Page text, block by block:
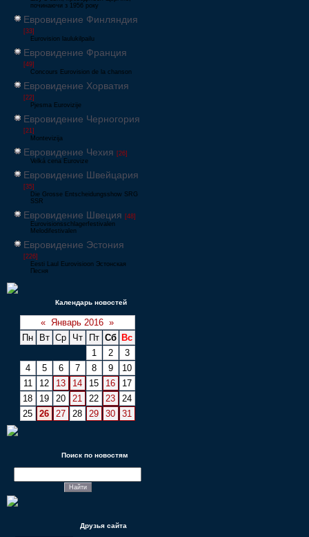
починаючи з 1956 року
Евровидение Финляндия
[33]
Eurovision laulukilpailu
Евровидение Франция
[49]
Concours Eurovision de la chanson
Евровидение Хорватия
[22]
Pjesma Eurovizije
Евровидение Черногория
[21]
Montevizija
Евровидение Чехия [26]
Velká cena Eurovize
Евровидение Швейцария
[35]
Die Grosse Entscheidungsshow SRG
SSR
Евровидение Швеция [48]
Eurovisionsschlagerfestivalen
Melodifestivalen
Евровидение Эстония
[226]
Eesti Laul Eurovisioon Эстонская
Песня
Календарь новостей
« Январь 2016 »
Пн
Вт Ср Чт Пт Сб
Вс
1
2
3
4
5 6 7 8 9
10
11
12 13 14 15 16
17
18
19 20 21 22 23
24
25
26 27 28 29 30 31
Поиск по новостям
Друзья сайта